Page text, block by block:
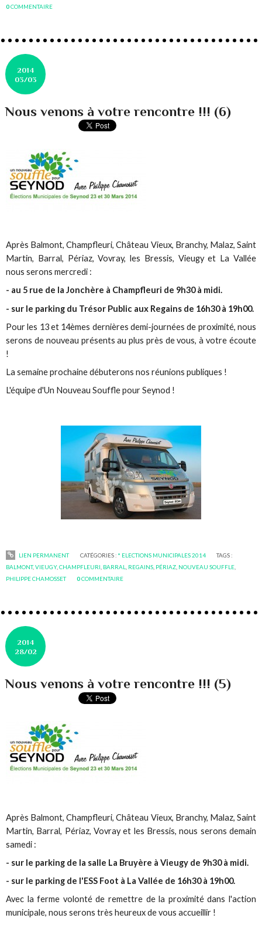
0COMMENTAIRE
2014
03/03
Nous venons à votre rencontre !!! (6)
Après Balmont, Champfleuri, Château Vieux, Branchy, Malaz, Saint
Martin, Barral, Périaz, Vovray, les Bressis, Vieugy et La Vallée
nous serons mercredi :
- au 5 rue de la Jonchère à Champfleuri de 9h30 à midi.
- sur le parking du Trésor Public aux Regains de 16h30 à 19h00.
Pour les 13 et 14èmes dernières demi-journées de proximité, nous
serons de nouveau présents au plus près de vous, à votre écoute
!
La semaine prochaine débuterons nos réunions publiques !
L'équipe d'Un Nouveau Souffle pour Seynod !
LIEN PERMANENT CATÉGORIES : * ELECTIONS MUNICIPALES 2014
TAGS :
BALMONT,VIEUGY,CHAMPFLEURI BARRAL REGAINS PÉRIAZ NOUVEAU SOUFFLE
PHILIPPE CHAMOSSET
0COMMENTAIRE
2014
28/02
Nous venons à votre rencontre !!! (5)
Après Balmont, Champfleuri, Château Vieux, Branchy, Malaz, Saint
Martin, Barral, Périaz, Vovray et les Bressis, nous serons demain
samedi :
- sur le parking de la salle La Bruyère à Vieugy de 9h30 à midi.
- sur le parking de l'ESS Foot à La Vallée de 16h30 à 19h00.
Avec la ferme volonté de remettre de la proximité dans l'action
municipale, nous serons très heureux de vous accueillir !